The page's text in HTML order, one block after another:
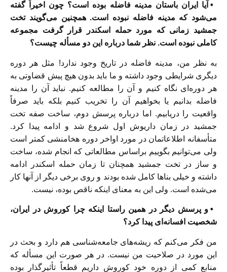
• آیا ایران باستان مدینه فاضله بوده است؟ چون اخیراً گفته
می‌شود که مدینه فاضله نبوده است. همچنین می‌گویند تخت
جمشید زمانی که مورد حمله اسکندر قرار گرفت مجموعه
کاملی نبوده است. نظر شما درباره این دو مسأله چیست؟
به نظر من، مدینه فاضله در تاریخ وجود ندارد! مثل هر دوره
دیگری شرایطی وجود داشته و ما باید بدون هیچ پیش قضاوتی به
هر دوره‌ای نگاه کنیم و آن را مطالعه کنیم. نباید آن را مدینه
فاضله بدانیم یا بخواهیم آن را تخریب کنیم بلکه باید صرفاً
واقعیت را دریابیم. اما درباره پرسش دوم، ساخت صفه تخت
جمشید در زمان داریوش اول شروع شد و ادامه پیدا کرد.
متأسفانه اطلاعاتمان در مورد اواخر دوره هخامنشی کمتر است
ولی می‌توانیم بگوییم براساس مطالعاتی که انجام شده، ساخت
و ساز در تخت جمشید همچنان تا زمان حمله اسکندر ادامه
داشته و خیلی بناها کامل شده بودند و روی برخی دیگر از آنها کار
می‌شده است. ولی این به معنای اینکه ناقص بوده، نیست.
• و پرسش دیگر در همین راستا اینکه چرا کوروش در ایران،
شخصیت افسانه‌ای پیدا کرد؟
من فکر می‌کنم که ریشه‌های جامعه‌شناسی هم دارد و بحث در
این مورد در صلاحیت من نیست. در هر صورت این مسأله که
منابع کمی از دوره خود کوروش داریم قطعاً تأثیرگذار بوده